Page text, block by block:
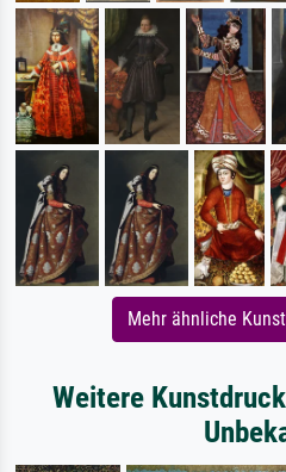
Mehr ähnliche
Weitere